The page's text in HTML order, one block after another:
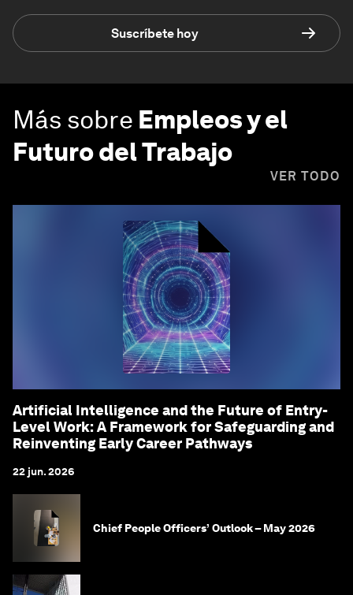
Suscríbete hoy
Más sobre Empleos y el
Futuro del Trabajo
VER TODO
Artificial Intelligence and the Future of Entry-
Level Work: A Framework for Safeguarding and
Reinventing Early Career Pathways
22 jun. 2026
Chief People Officers’ Outlook – May 2026